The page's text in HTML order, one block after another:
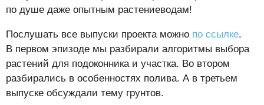
по душе даже опытным растениеводам!
Послушать все выпуски проекта можно по ссылке.
В первом эпизоде мы разбирали алгоритмы выбора
растений для подоконника и участка. Во втором
разбирались в особенностях полива. А в третьем
выпуске обсуждали тему грунтов.